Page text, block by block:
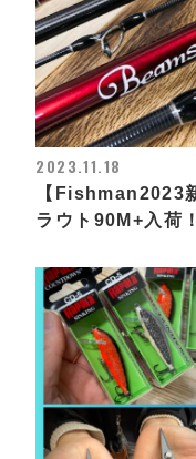
2023.11.18
【Fishman2023
ラウト90M+入荷！